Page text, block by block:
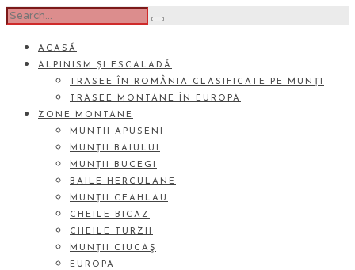
ACASĂ
ALPINISM ȘI ESCALADĂ
TRASEE ÎN ROMÂNIA CLASIFICATE PE MUNȚI
TRASEE MONTANE ÎN EUROPA
ZONE MONTANE
MUNTII APUSENI
MUNȚII BAIULUI
MUNȚII BUCEGI
BAILE HERCULANE
MUNȚII CEAHLAU
CHEILE BICAZ
CHEILE TURZII
MUNȚII CIUCAŞ
EUROPA